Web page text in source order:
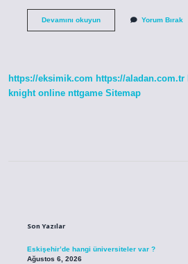
Devamını okuyunGüvenlilik
Yorum Bırak
https://eksimik.com https://aladan.com.tr
knight online nttgame Sitemap
Son Yazılar
Eskişehir’de hangi üniversiteler var ?
Ağustos 6, 2026